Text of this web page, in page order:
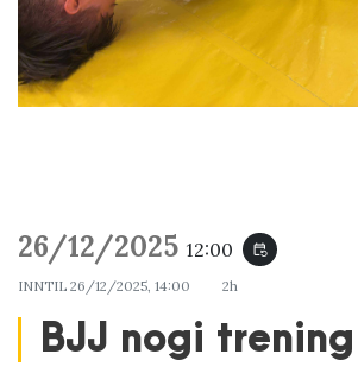
26/12/2025 12:00 event_repeat
INNTIL 26/12/2025, 14:00 2h
BJJ nogi trening